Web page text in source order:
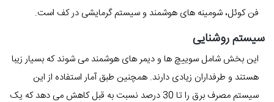
فن کوئل، شومینه های هوشمند و سیستم گرمایشی در کف است.
سیستم روشنایی
این بخش شامل سوییچ ها و دیمر های هوشمند می شوند که بسیار زیبا
هستند و طرفداران زیادی دارند. همچنین طبق آمار استفاده از این
سیستم مصرف برق را تا 30 درصد نسبت به قبل کاهش می دهد که یک